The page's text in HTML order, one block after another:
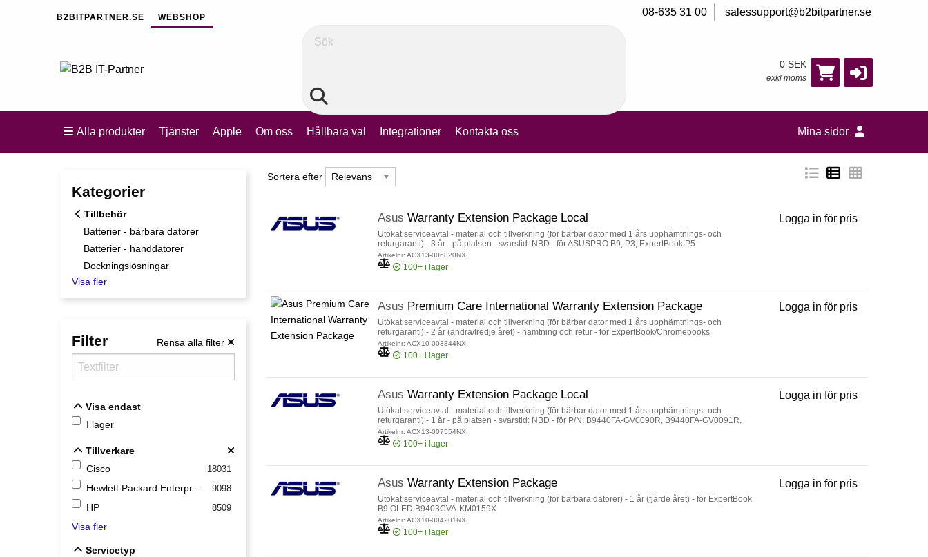
B2BITPARTNER.SE WEBSHOP 08-635 31 00 salessupport@b2bitpartner.se
0 SEK
exkl moms
Sök
Alla produkter Tjänster Apple Om oss Hållbara val Integrationer Kontakta oss Mina sidor
Kategorier
Tillbehör
Batterier - bärbara datorer
Batterier - handdatorer
Dockningslösningar
Visa fler
Filter Rensa alla filter
Visa endast
I lager
Tillverkare
Cisco
18031
Hewlett Packard Enterprise 9098
HP 8509
Visa fler
Servicetyp
Sortera efter
Sortera efter
Asus Warranty Extension Package Local
Utökat serviceavtal - material och tillverkning (för bärbar dator med 1 års upphämtnings- och
returgaranti) - 3 år - på platsen - svarstid: NBD - för ASUSPRO B9; P3; ExpertBook P5
Artikelnr: ACX13-006820NX
100+ i lager
Logga in för pris
Asus Premium Care International Warranty Extension Package
Utökat serviceavtal - material och tillverkning (för bärbar dator med 1 års upphämtnings- och
returgaranti) - 2 år (andra/tredje året) - hämtning och retur - för ExpertBook/Chromebooks
Artikelnr: ACX10-003844NX
100+ i lager
Logga in för pris
Asus Warranty Extension Package Local
Utökat serviceavtal - material och tillverkning (för bärbar dator med 1 års upphämtnings- och
returgaranti) - 1 år - på platsen - svarstid: NBD - för P/N: B9440FA-GV0090R, B9440FA-GV0091R,
P3540FA-BQ0097R, P3540FA-BQ0098R, P5440FA-BM0142R
Artikelnr: ACX13-007554NX
100+ i lager
Logga in för pris
Asus Warranty Extension Package
Utökat serviceavtal - material och tillverkning (för bärbara datorer) - 1 år (fjärde året) - för ExpertBook
B9 OLED B9403CVA-KM0159X
Artikelnr: ACX10-004201NX
100+ i lager
Logga in för pris